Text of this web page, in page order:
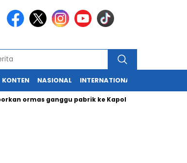
KONTEN NASIONAL INTERNATIONAL
ganggu pabrik ke Kapolri